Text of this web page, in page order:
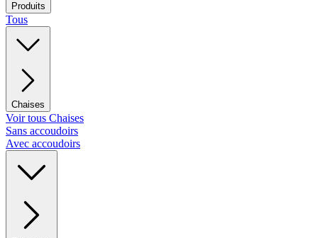
Produits
Tous
Chaises
Voir tous Chaises
Sans accoudoirs
Avec accoudoirs